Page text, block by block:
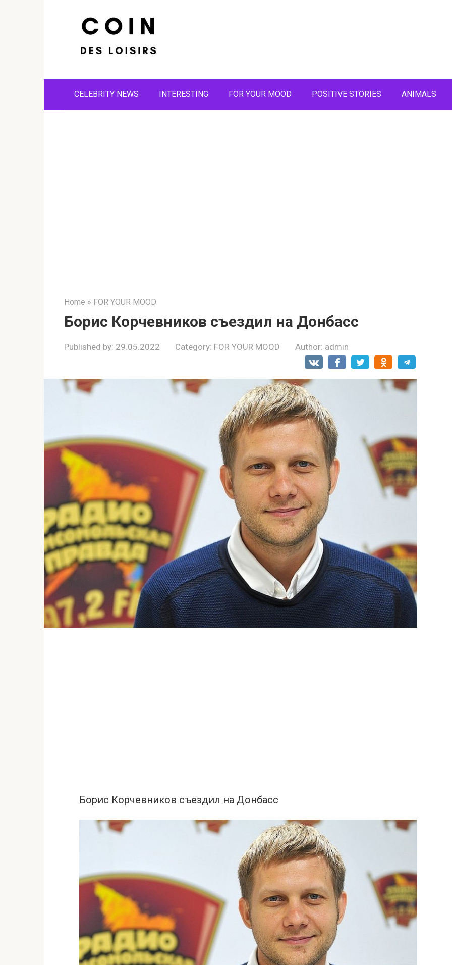
CELEBRITY NEWS INTERESTING FOR YOUR MOOD POSITIVE STORIES ANIMALS
Home » FOR YOUR MOOD
Борис Корчевников съездил на Донбасс
Published by: 29.05.2022 Category: FOR YOUR MOOD Author: admin
Борис Корчевников съездил на Донбасс